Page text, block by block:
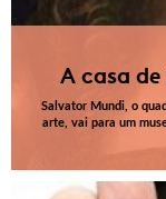
A casa
Salvator Mundi, o
arte, vai para um